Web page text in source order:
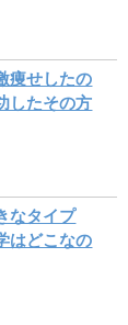
痩せしたの
したその方
なタイプ
はどこなの